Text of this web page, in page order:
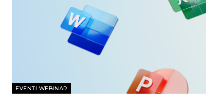
EVENTI WEBINAR